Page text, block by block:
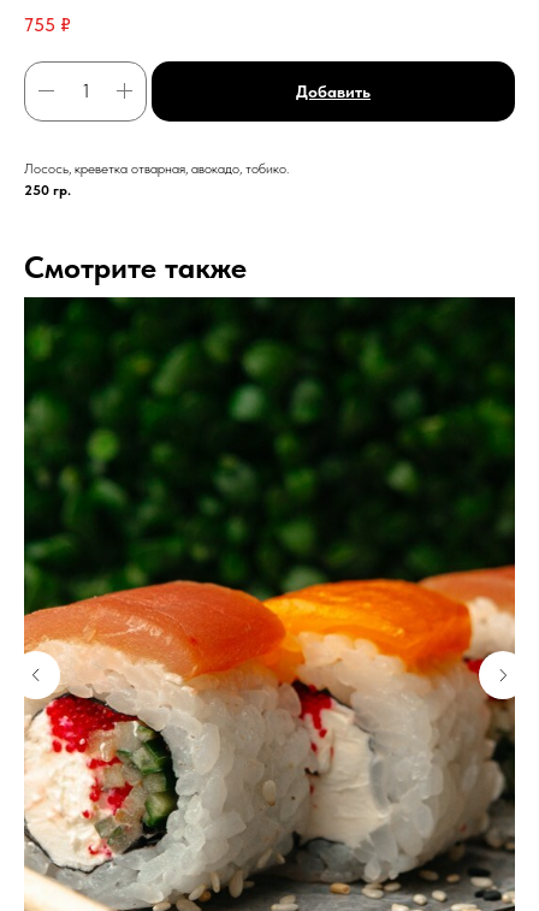
755 ₽
Добавить
Лосось, креветка отварная, авокадо, тобико.
250 гр.
Смотрите также